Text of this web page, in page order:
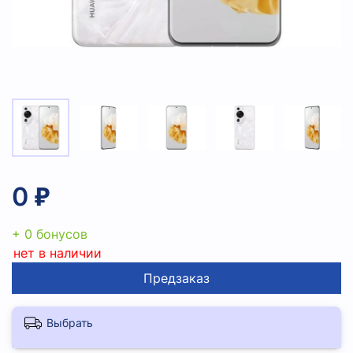
0 ₽
+ 0 бонусов
нет в наличии
Предзаказ
Выбрать